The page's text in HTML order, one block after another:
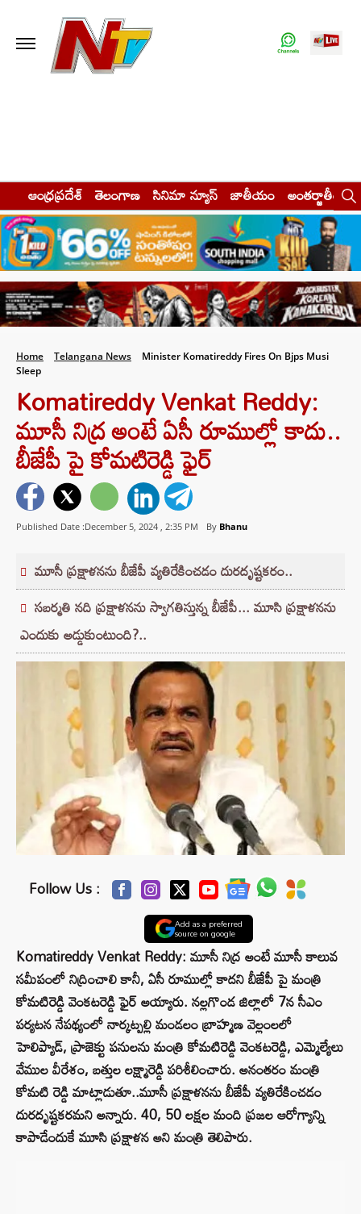
ఆంధ్రప్రదేశ్ తెలంగాణ సినిమా న్యూస్ జాతీయం అంతర్జాతీయం
Home Telangana News
Minister Komatireddy Fires On Bjps Musi
Sleep
Komatireddy Venkat Reddy:
మూసీ నిద్ర అంటే ఏసీ రూముల్లో కాదు..
బీజేపీ పై కోమటిరెడ్డి ఫైర్
Published Date :December 5, 2024 , 2:35 PM By Bhanu
మూసీ ప్రక్షాళనను బీజేపీ వ్యతిరేకించడం దురదృష్టకరం..
సబర్మతి నది ప్రక్షాళనను స్వాగతిస్తున్న బీజేపీ... మూసి ప్రక్షాళనను
ఎందుకు అడ్డుకుంటుంది?..
Follow Us :
Add as a preferred
source on google
Komatireddy Venkat Reddy: మూసీ నిద్ర అంటే మూసీ కాలువ
సమీపంలో నిద్రించాలి కానీ, ఏసీ రూముల్లో కాదని బీజేపీ పై మంత్రి
కోమటిరెడ్డి వెంకటరెడ్డి ఫైర్ అయ్యారు. నల్లగొండ జిల్లాలో 7న సీఎం
పర్యటన నేపథ్యంలో నార్కట్పల్లి మండలం బ్రాహ్మణ వెల్లంలలో
హెలిప్యాడ్, ప్రాజెక్టు పనులను మంత్రి కోమటిరెడ్డి వెంకటరెడ్డి, ఎమ్మెల్యేలు
వేముల వీరేశం, బత్తుల లక్ష్మారెడ్డి పరిశీలించారు. అనంతరం మంత్రి
కోమటి రెడ్డి మాట్లాడుతూ..మూసీ ప్రక్షాళనను బీజేపీ వ్యతిరేకించడం
దురదృష్టకరమని అన్నారు. 40, 50 లక్షల మంది ప్రజల ఆరోగ్యాన్ని
కాపాడేందుకే మూసి ప్రక్షాళన అని మంత్రి తెలిపారు.